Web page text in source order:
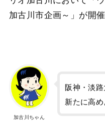
加古川市企画～」が開
加古川ちゃん
阪神・淡
新たに高め